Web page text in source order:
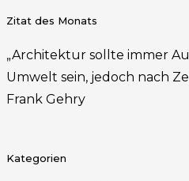
Zitat des Monats
„Architektur sollte immer
Umwelt sein, jedoch nach
Frank Gehry
Kategorien